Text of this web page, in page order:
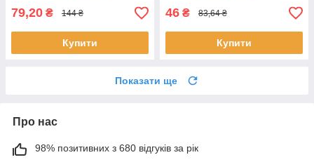
79,20 ₴ 144 ₴
Купити
46 ₴ 83,64 ₴
Купити
Показати ще
Про нас
98% позитивних з 680 відгуків за рік